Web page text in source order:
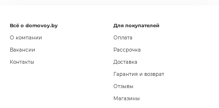
Всё о domovoy.by
О компании
Вакансии
Контакты
Для покупателей
Оплата
Рассрочка
Доставка
Гарантия и возврат
Отзывы
Магазины